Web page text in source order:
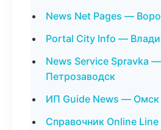
News Net Pages —
Portal City Info —
News Service Spravka —
Петрозаводск
ИП Guide News — Омск
Справочник Online